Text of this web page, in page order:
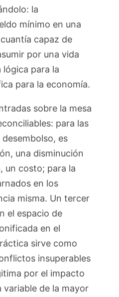
la
mínimo en una
capaz de
por una vida
lógica para la
para la economía.
sobre la mesa
para las
es
una disminución
un costo; para la
en los
misma. Un tercer
el espacio de
en el
sirve como
insuperables
por el impacto
variable de la mayor